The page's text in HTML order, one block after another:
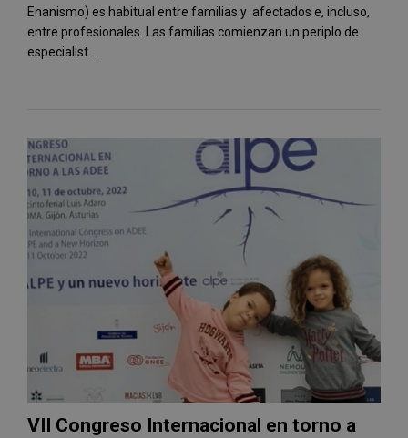
Enanismo) es habitual entre familias y afectados e, incluso,
entre profesionales. Las familias comienzan un periplo de
especialist...
VII Congreso Internacional en torno a